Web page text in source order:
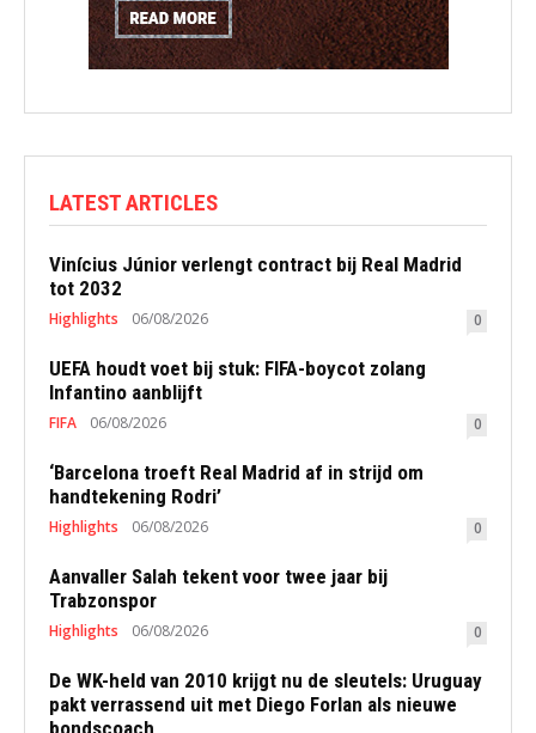
LATEST ARTICLES
Vinícius Júnior verlengt contract bij Real Madrid
tot 2032
Highlights 06/08/2026 0
UEFA houdt voet bij stuk: FIFA-boycot zolang
Infantino aanblijft
FIFA 06/08/2026 0
‘Barcelona troeft Real Madrid af in strijd om
handtekening Rodri’
Highlights 06/08/2026 0
Aanvaller Salah tekent voor twee jaar bij
Trabzonspor
Highlights 06/08/2026 0
De WK-held van 2010 krijgt nu de sleutels: Uruguay
pakt verrassend uit met Diego Forlan als nieuwe
bondscoach